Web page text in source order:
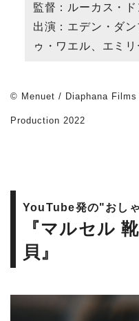
監督：ルーカス・ド
出演：エデン・ダ
ゥ・ワエル、エミ
© Menuet / Diaphana
Production 2022
YouTube発の"おし
『マルセル
貝』